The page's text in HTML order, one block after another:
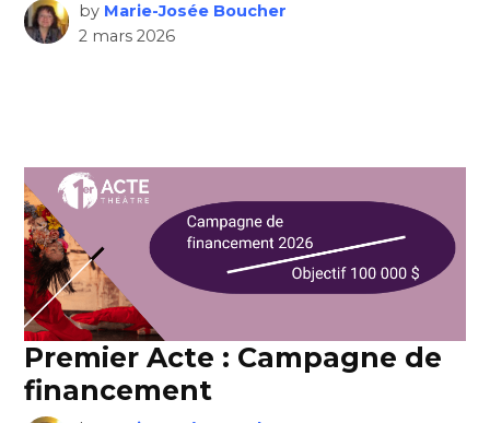
by Marie-Josée Boucher
2 mars 2026
Premier Acte : Campagne de
financement